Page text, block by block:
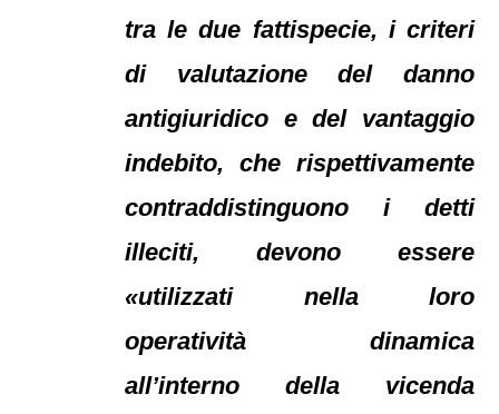
tra le due fattispecie, i criteri
di valutazione del danno
antigiuridico e del vantaggio
indebito, che rispettivamente
contraddistinguono i detti
illeciti, devono essere
«utilizzati nella loro
operatività dinamica
all’interno della vicenda